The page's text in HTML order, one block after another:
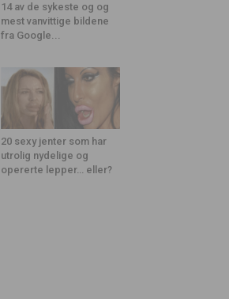
14 av de sykeste og og
mest vanvittige bildene
fra Google...
20 sexy jenter som har
utrolig nydelige og
opererte lepper… eller?